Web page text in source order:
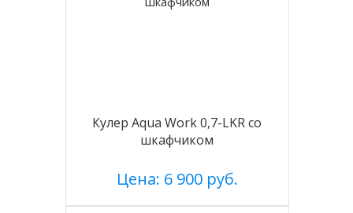
Кулер Aqua Work 0,7-LKR со
шкафчиком
Цена: 6 900 руб.